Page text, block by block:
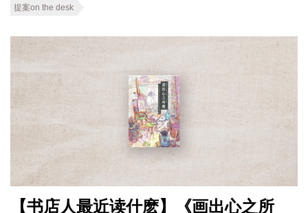
提案on the desk
【书店人最近读什麽】《画出心之所